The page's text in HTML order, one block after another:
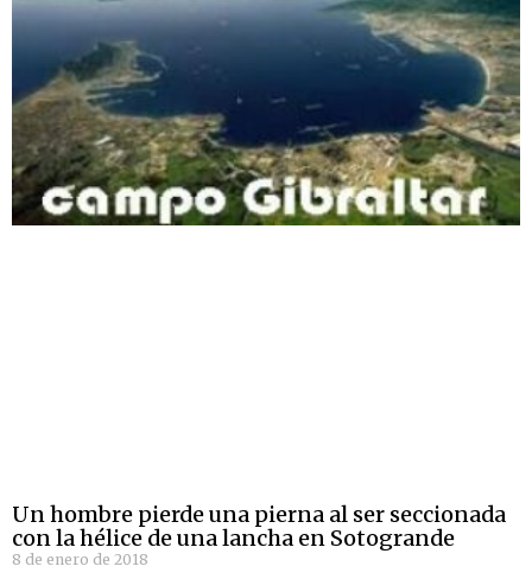
Un hombre pierde una pierna al ser seccionada
con la hélice de una lancha en Sotogrande
8 de enero de 2018